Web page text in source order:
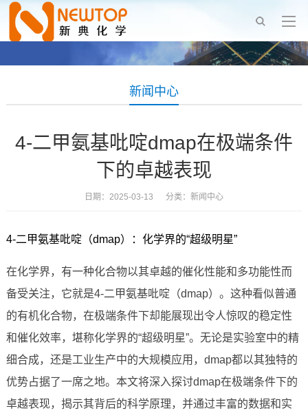
新闻中心
4-二甲氨基吡啶dmap在极端条件
下的卓越表现
日期：2025-03-13 分类： 新闻中心
4-二甲氨基吡啶（dmap）：化学界的“超级明星”
在化学界，有一种化合物以其卓越的催化性能和多功能性而
备受关注，它就是4-二甲氨基吡啶（dmap）。这种看似普通
的有机化合物，在极端条件下却能展现出令人惊叹的稳定性
和催化效率，堪称化学界的“超级明星”。无论是实验室中的精
细合成，还是工业生产中的大规模应用，dmap都以其独特的
优势占据了一席之地。本文将深入探讨dmap在极端条件下的
卓越表现，揭示其背后的科学原理，并通过丰富的数据和实